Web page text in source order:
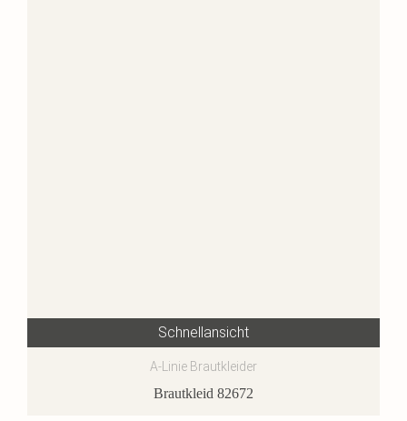
Schnellansicht
A-Linie Brautkleider
Brautkleid 82672